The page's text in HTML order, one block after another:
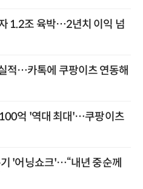
1.2조 육박…2년치 이익 넘
적…카톡에 쿠팡이츠 연동해
억 '역대 최대'…쿠팡이츠
'어닝쇼크'…“내년 중순께